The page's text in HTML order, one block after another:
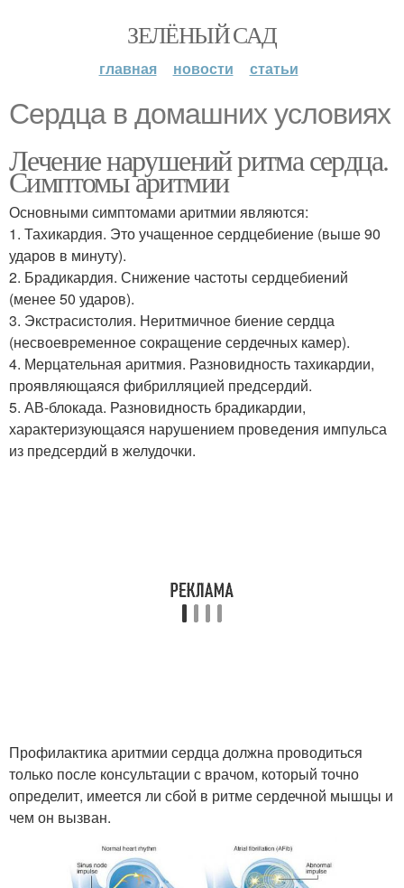
ЗЕЛЁНЫЙ САД
главная новости статьи
Сердца в домашних условиях
Лечение нарушений ритма сердца.
Симптомы аритмии
Основными симптомами аритмии являются:
1. Тахикардия. Это учащенное сердцебиение (выше 90
ударов в минуту).
2. Брадикардия. Снижение частоты сердцебиений
(менее 50 ударов).
3. Экстрасистолия. Неритмичное биение сердца
(несвоевременное сокращение сердечных камер).
4. Мерцательная аритмия. Разновидность тахикардии,
проявляющаяся фибрилляцией предсердий.
5. АВ-блокада. Разновидность брадикардии,
характеризующаяся нарушением проведения импульса
из предсердий в желудочки.
Профилактика аритмии сердца должна проводиться
только после консультации с врачом, который точно
определит, имеется ли сбой в ритме сердечной мышцы и
чем он вызван.